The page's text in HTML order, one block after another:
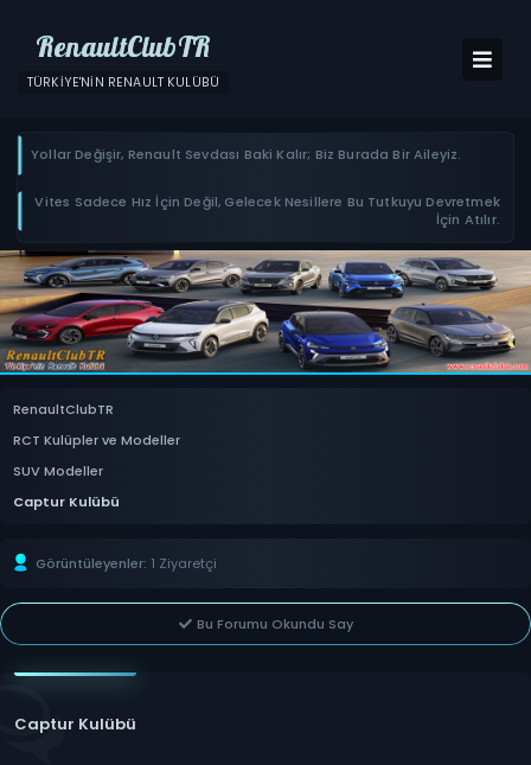
RenaultClubTR
TÜRKIYE'NIN RENAULT KULÜBÜ
Yollar Değişir, Renault Sevdası Baki Kalır; Biz Burada Bir Aileyiz.
Vites Sadece Hız İçin Değil, Gelecek Nesillere Bu Tutkuyu Devretmek
İçin Atılır.
RenaultClubTR
RCT Kulüpler ve Modeller
SUV Modeller
Captur Kulübü
Görüntüleyenler: 1 Ziyaretçi
Bu Forumu Okundu Say
Captur Kulübü